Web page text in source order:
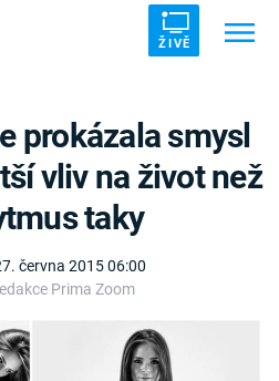
ŽIVĚ
června 2015 06:00
Prima Zoom
prokázala smysl
vliv na život než
taky